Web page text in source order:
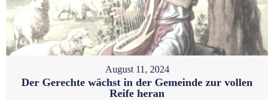
August 11, 2024
Der Gerechte wächst in der Gemeinde zur vollen
Reife heran